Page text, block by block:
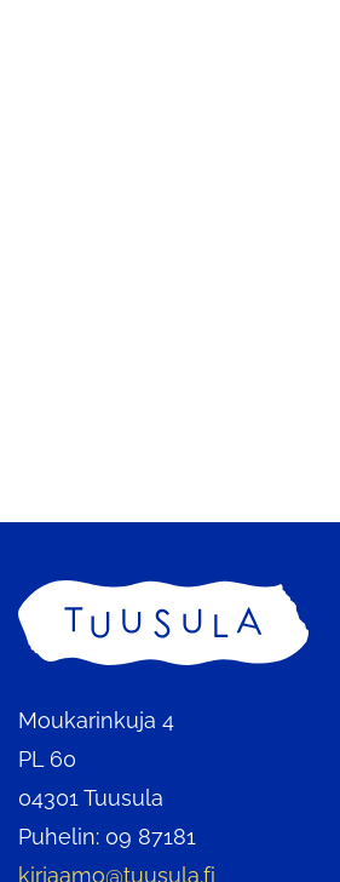
Etusivu
Moukarinkuja 4
PL 60
04301 Tuusula
Puhelin: 09 87181
kirjaamo@tuusula.fi